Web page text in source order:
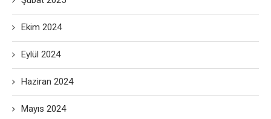
Ekim 2024
Eylül 2024
Haziran 2024
Mayıs 2024